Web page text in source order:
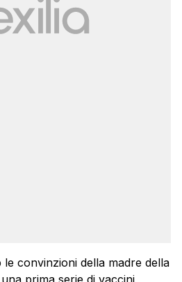
convinzioni della madre della
prima serie di vaccini